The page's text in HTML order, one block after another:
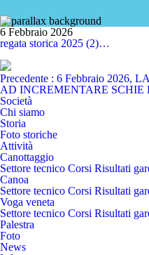
6 Febbraio 2026
regata storica 2025 (2)…
Navigazione
articoli
Precedente : 6 Febbraio 2026,
AD INCREMENTARE
Società
Chi siamo
Storia
Foto storiche
Attività
Canottaggio
Settore tecnico Corsi Risultati
Canoa
Settore tecnico Corsi Risultati
Voga veneta
Settore tecnico Corsi Risultati
Palestra
Foto
News